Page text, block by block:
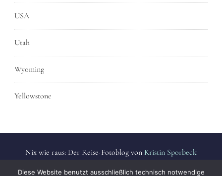
USA
Utah
Wyoming
Yellowstone
Nix wie raus: Der Reise-Fotoblog von Kristin Sporbeck
Diese Website benutzt ausschließlich technisch notwendige